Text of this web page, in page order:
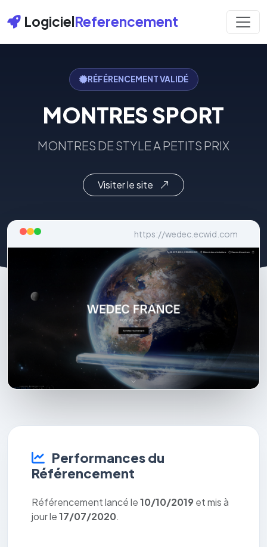
LogicielReferencement
RÉFÉRENCEMENT VALIDÉ
MONTRES SPORT
MONTRES DE STYLE A PETITS PRIX
Visiter le site
https://wedec.ecwid.com
Performances du
Référencement
Référencement lancé le10/10/2019 et mis à
jour le17/07/2020.